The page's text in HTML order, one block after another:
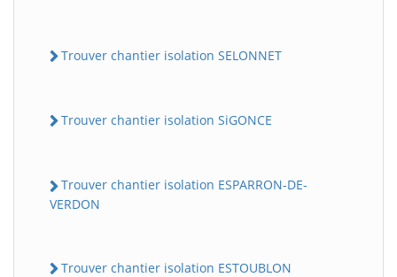
Trouver chantier isolation SELONNET
Trouver chantier isolation SiGONCE
Trouver chantier isolation ESPARRON-DE-
VERDON
Trouver chantier isolation ESTOUBLON